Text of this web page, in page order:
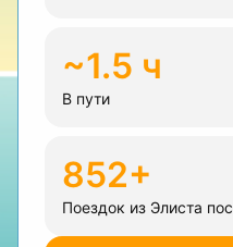
~1.5 ч
В пути
852+
Поездок из Элиста